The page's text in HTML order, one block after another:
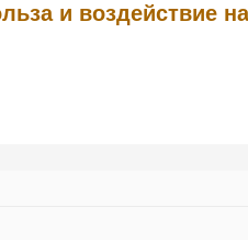
и воздействие